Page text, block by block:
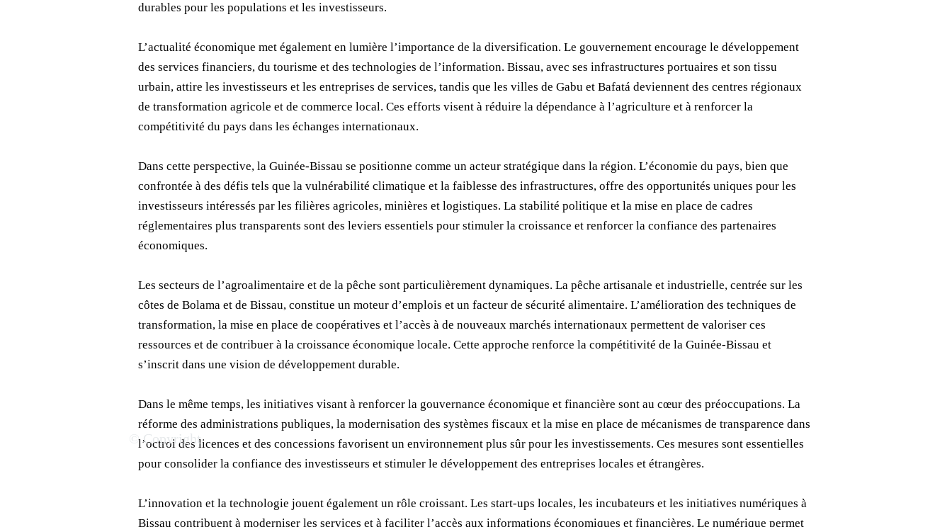
durables pour les populations et les investisseurs.
L’actualité économique met également en lumière l’importance de la diversification. Le gouvernement encourage le développement
des services financiers, du tourisme et des technologies de l’information. Bissau, avec ses infrastructures portuaires et son tissu
urbain, attire les investisseurs et les entreprises de services, tandis que les villes de Gabu et Bafatá deviennent des centres régionaux
de transformation agricole et de commerce local. Ces efforts visent à réduire la dépendance à l’agriculture et à renforcer la
compétitivité du pays dans les échanges internationaux.
Dans cette perspective, la Guinée-Bissau se positionne comme un acteur stratégique dans la région. L’économie du pays, bien que
confrontée à des défis tels que la vulnérabilité climatique et la faiblesse des infrastructures, offre des opportunités uniques pour les
investisseurs intéressés par les filières agricoles, minières et logistiques. La stabilité politique et la mise en place de cadres
réglementaires plus transparents sont des leviers essentiels pour stimuler la croissance et renforcer la confiance des partenaires
économiques.
Les secteurs de l’agroalimentaire et de la pêche sont particulièrement dynamiques. La pêche artisanale et industrielle, centrée sur les
côtes de Bolama et de Bissau, constitue un moteur d’emplois et un facteur de sécurité alimentaire. L’amélioration des techniques de
transformation, la mise en place de coopératives et l’accès à de nouveaux marchés internationaux permettent de valoriser ces
ressources et de contribuer à la croissance économique locale. Cette approche renforce la compétitivité de la Guinée-Bissau et
s’inscrit dans une vision de développement durable.
Dans le même temps, les initiatives visant à renforcer la gouvernance économique et financière sont au cœur des préoccupations. La
réforme des administrations publiques, la modernisation des systèmes fiscaux et la mise en place de mécanismes de transparence dans
l’octroi des licences et des concessions favorisent un environnement plus sûr pour les investissements. Ces mesures sont essentielles
pour consolider la confiance des investisseurs et stimuler le développement des entreprises locales et étrangères.
L’innovation et la technologie jouent également un rôle croissant. Les start-ups locales, les incubateurs et les initiatives numériques à
Bissau contribuent à moderniser les services et à faciliter l’accès aux informations économiques et financières. Le numérique permet
© Copyright